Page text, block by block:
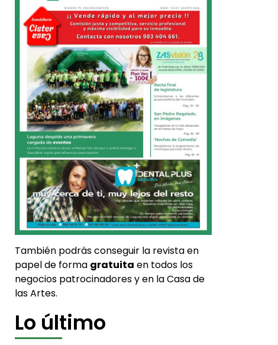
También podrás conseguir la revista en
papel de forma gratuita en todos los
negocios patrocinadores y en la Casa de
las Artes.
Lo último